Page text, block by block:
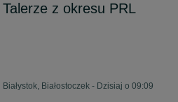
Talerze z okresu PRL
Białystok, Białostoczek - Dzisiaj o 09:09